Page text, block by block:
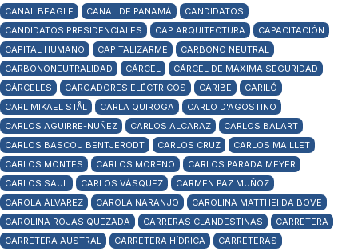
CANAL BEAGLE
CANAL DE PANAMÁ
CANDIDATOS
CANDIDATOS PRESIDENCIALES
CAP ARQUITECTURA
CAPACITACIÓN
CAPITAL HUMANO
CAPITALIZARME
CARBONO NEUTRAL
CARBONONEUTRALIDAD
CÁRCEL
CÁRCEL DE MÁXIMA SEGURIDAD
CÁRCELES
CARGADORES ELÉCTRICOS CARIBE
CARILÓ
CARL MIKAEL STÅL
CARLA QUIROGA
CARLO D'AGOSTINO
CARLOS AGUIRRE-NUÑEZ
CARLOS ALCARAZ
CARLOS BALART
CARLOS BASCOU BENTJERODT
CARLOS CRUZ
CARLOS MAILLET
CARLOS MONTES
CARLOS MORENO
CARLOS PARADA MEYER
CARLOS SAUL
CARLOS VÁSQUEZ
CARMEN PAZ MUÑOZ
CAROLA ÁLVAREZ
CAROLA NARANJO
CAROLINA MATTHEI DA BOVE
CAROLINA ROJAS QUEZADA
CARRERAS CLANDESTINAS
CARRETERA
CARRETERA AUSTRAL
CARRETERA HÍDRICA
CARRETERAS